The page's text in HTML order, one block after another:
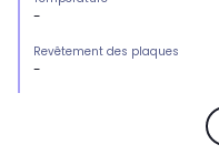
-
Revêtement des plaques
-